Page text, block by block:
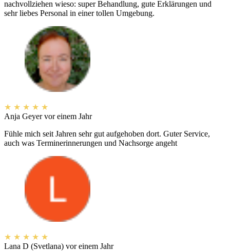
nachvollziehen wieso: super Behandlung, gute Erklärungen und
sehr liebes Personal in einer tollen Umgebung.
★ ★ ★ ★ ★
Anja Geyer vor einem Jahr
Fühle mich seit Jahren sehr gut aufgehoben dort. Guter Service,
auch was Terminerinnerungen und Nachsorge angeht
★ ★ ★ ★ ★
Lana D (Svetlana) vor einem Jahr